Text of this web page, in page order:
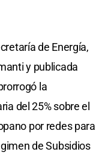
de Energía,
y publicada
la
del 25% sobre el
por redes para
de Subsidios